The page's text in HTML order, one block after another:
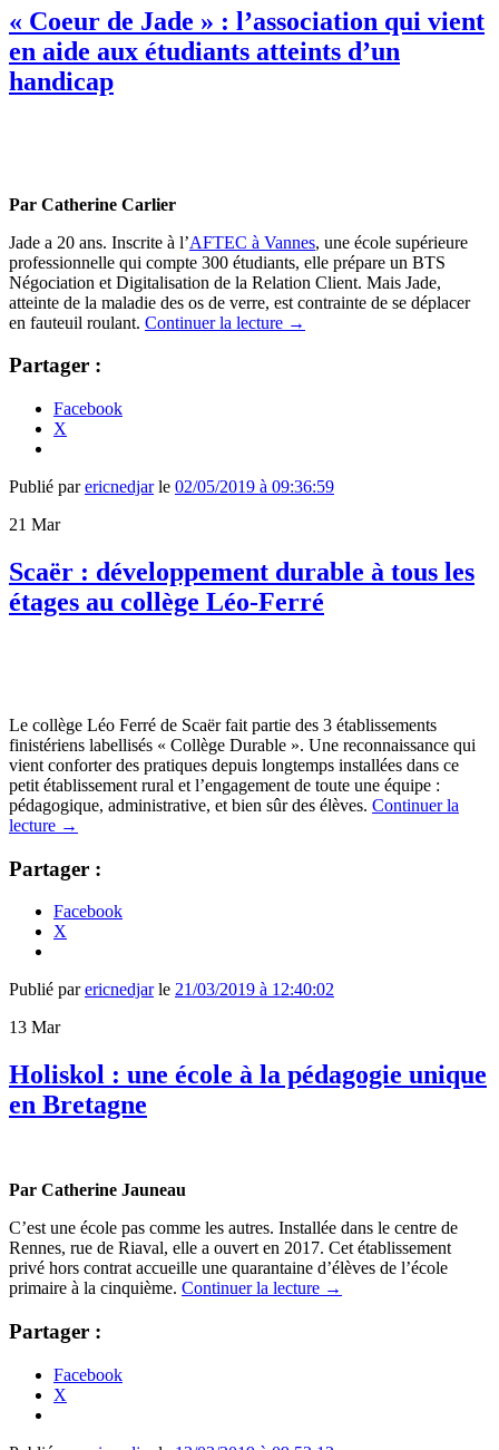
« Coeur de Jade » : l’association qui vient
en aide aux étudiants atteints d’un
handicap
Par Catherine Carlier
Jade a 20 ans. Inscrite à l’AFTEC à Vannes, une école supérieure
professionnelle qui compte 300 étudiants, elle prépare un BTS
Négociation et Digitalisation de la Relation Client. Mais Jade,
atteinte de la maladie des os de verre, est contrainte de se déplacer
en fauteuil roulant. Continuer la lecture →
Partager :
Facebook
X
Publié parericnedjarle 02/05/2019 à 09:36:59
21 Mar
Scaër : développement durable à tous les
étages au collège Léo-Ferré
Le collège Léo Ferré de Scaër fait partie des 3 établissements
finistériens labellisés « Collège Durable ». Une reconnaissance qui
vient conforter des pratiques depuis longtemps installées dans ce
petit établissement rural et l’engagement de toute une équipe :
pédagogique, administrative, et bien sûr des élèves. Continuer la
lecture →
Partager :
Facebook
X
Publié parericnedjarle 21/03/2019 à 12:40:02
13 Mar
Holiskol : une école à la pédagogie unique
en Bretagne
Par Catherine Jauneau
C’est une école pas comme les autres. Installée dans le centre de
Rennes, rue de Riaval, elle a ouvert en 2017. Cet établissement
privé hors contrat accueille une quarantaine d’élèves de l’école
primaire à la cinquième. Continuer la lecture →
Partager :
Facebook
X